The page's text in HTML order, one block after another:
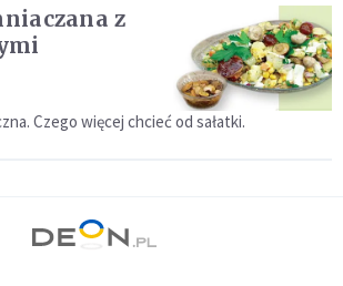
z
Czego więcej chcieć od sałatki.